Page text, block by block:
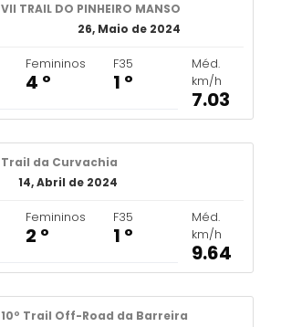
VII TRAIL DO PINHEIRO MANSO
26, Maio de 2024
Femininos
4 º
F35
1 º
Méd.
km/h
7.03
Trail da Curvachia
14, Abril de 2024
Femininos
2 º
F35
1 º
Méd.
km/h
9.64
10º Trail Off-Road da Barreira